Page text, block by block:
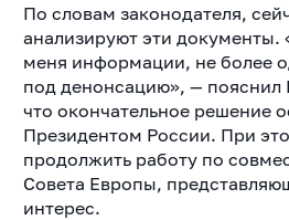
По словам законодателя,
анализируют эти
меня информации, не более
под денонсацию», — пояснил
что окончательное решение
Президентом России. При
продолжить работу по
Совета Европы,
интерес.